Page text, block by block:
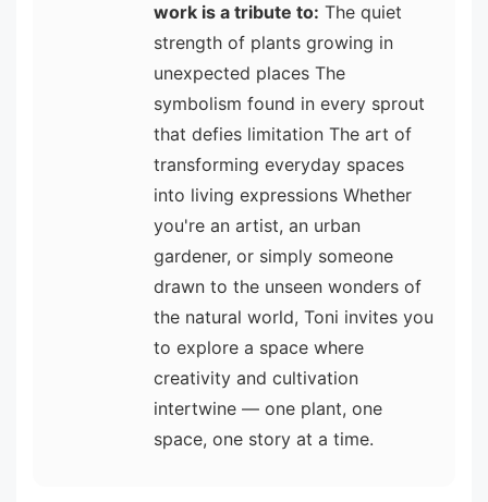
work is a tribute to: The quiet
strength of plants growing in
unexpected places The
symbolism found in every sprout
that defies limitation The art of
transforming everyday spaces
into living expressions Whether
you're an artist, an urban
gardener, or simply someone
drawn to the unseen wonders of
the natural world, Toni invites you
to explore a space where
creativity and cultivation
intertwine — one plant, one
space, one story at a time.